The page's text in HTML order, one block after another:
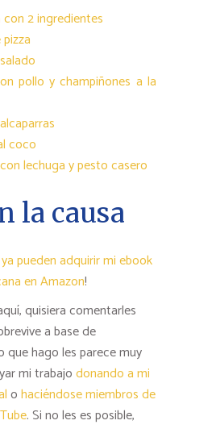
2 ingredientes
pollo y champiñones a la
coco
lechuga y pesto casero
la causa
ya pueden adquirir mi ebook
en Amazon!
quisiera comentarles
a base de
que hago les parece muy
mi trabajodonando a mi
ohaciéndose miembros de
. Si no les es posible,